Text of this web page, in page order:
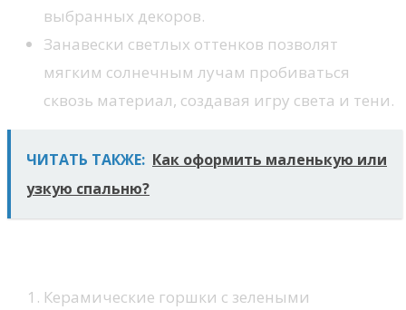
выбранных декоров.
Занавески светлых оттенков позволят
мягким солнечным лучам пробиваться
сквозь материал, создавая игру света и тени.
ЧИТАТЬ ТАКЖЕ: Как оформить маленькую или
узкую спальню?
Керамические горшки с зелеными